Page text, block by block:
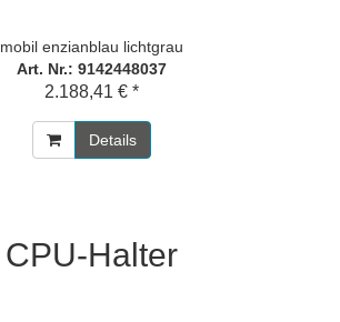
mobil enzianblau lichtgrau
Art. Nr.: 9142448037
2.188,41 € *
Details
CPU-Halter